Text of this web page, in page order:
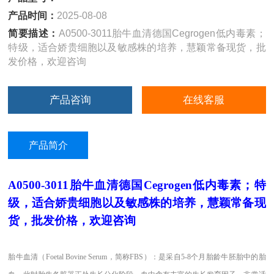
产品时间： 2025-08-08
简要描述： A0500-3011胎牛血清德国Cegrogen低内毒素；
特级，适合娇贵细胞以及敏感株的培养，慧颖常备现货，批
发价格，欢迎咨询
产品咨询 在线客服
产品简介
A0500-3011胎牛血清德国Cegrogen低内毒素 ；特
级，适合娇贵细胞以及敏感株的培养，慧颖常备现
货，批发价格，欢迎咨询
胎牛血清（ Foetal Bovine Serum，简称FBS）：是采自5-8个月胎龄牛胚胎中的胎